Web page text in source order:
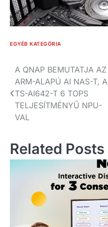
EGYÉB KATEGÓRIA
Bejegyzés
navigáció
A QNAP BEMUTATJA AZ
ARM-ALAPÚ AI NAS-T, A
TS-AI642-T 6 TOPS
TELJESÍTMÉNYŰ NPU-
VAL
Related Posts